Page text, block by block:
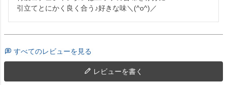
すべてのレビューを見る
レビューを書く